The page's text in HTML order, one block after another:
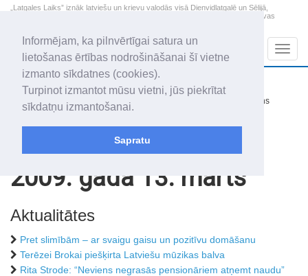
Informējam, ka pilnvērtīgai satura un
lietošanas ērtības nodrošināšanai šī vietne
izmanto sīkdatnes (cookies).
Turpinot izmantot mūsu vietni, jūs piekrītat
sīkdatņu izmantošanai.
Sapratu
„Latgales Laiks” iznāk latviešu un krievu valodās visā Dienvidlatgalē un Sēlijā,
„Latgales Laiks” latviešu valodā aptver Daugavpils valstspilsētu, Augšdaugavas
2026. gada 7. augusts
Piektdiena
Alfrēds, Fredis, Madars
+18.6
nedaudz mākoņains
2009. gada 13. marts
Aktualitātes
Pret slimībām – ar svaigu gaisu un pozitīvu domāšanu
Terēzei Brokai piešķirta Latviešu mūzikas balva
Rita Strode: “Neviens negrasās pensionāriem atņemt naudu”